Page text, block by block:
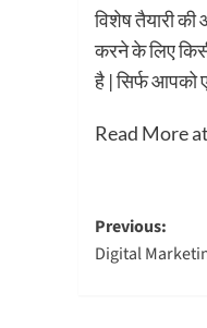
विशेष तैयारी
करने के लिए
है | सिर्फ
Read More at
Post
Previous:
Digital